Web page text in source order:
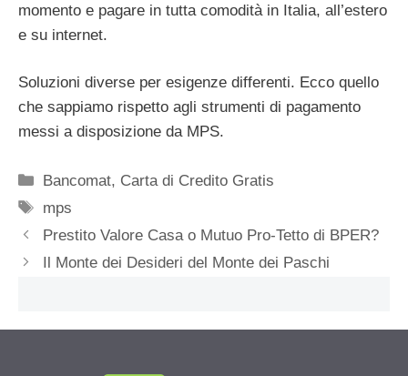
momento e pagare in tutta comodità in Italia, all’estero
e su internet.
Soluzioni diverse per esigenze differenti. Ecco quello
che sappiamo rispetto agli strumenti di pagamento
messi a disposizione da MPS.
Categorie
Bancomat, Carta di Credito Gratis
Tag
mps
Prestito Valore Casa o Mutuo Pro-Tetto di BPER?
Il Monte dei Desideri del Monte dei Paschi